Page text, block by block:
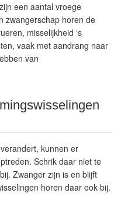
een aantal vroege
zwangerschap horen de
misselijkheid ‘s
vaak met aandrang naar
van
kunnen er
Schrik daar niet te
Zwanger zijn is en blijft
horen daar ook bij.